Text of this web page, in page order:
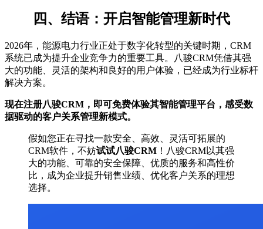
四、结语：开启智能管理新时代
2026年，能源电力行业正处于数字化转型的关键时期，CRM
系统已成为提升企业竞争力的重要工具。八骏CRM凭借其强
大的功能、灵活的架构和良好的用户体验，已经成为行业标杆
解决方案。
现在注册八骏CRM，即可免费体验其智能管理平台，感受数
据驱动的客户关系管理新模式。
假如您正在寻找一款安全、高效、灵活可拓展的
CRM软件，不妨试试八骏CRM ！八骏CRM以其强
大的功能、可靠的安全保障、优质的服务和高性价
比，成为企业提升销售业绩、优化客户关系的理想
选择。